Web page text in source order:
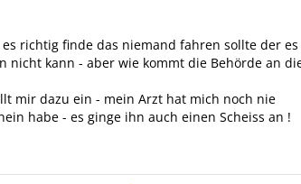
richtig finde das niemand fahren sollte der es
nicht kann - aber wie kommt die Behörde an
mir dazu ein - mein Arzt hat mich noch nie
habe - es ginge ihn auch einen Scheiss an !